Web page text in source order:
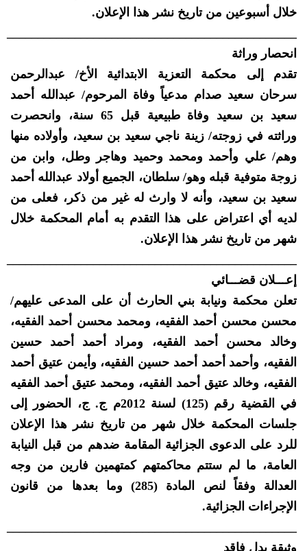
خلال أسبوعين من تاريخ نشر هذا الإعلان.
انحصار وراثة
تقدم إلى محكمة التعزية الابتدائية الأخ/ عبدالرحمن
سرحان سعيد صدام مدعياً وفاة المرحوم/ عبدالله أحمد
سعيد بن سعيد وفاة طبيعية قبل 65 سنة، وانحصرت
وراثته في زوجته/ زينة ناجي سعيد بن سعيد، وأولاده منها
وهم/ علي وأحمد ومحمد وحميد وهاجر وطل، وابن من
زوجة متوفية قبله وهو/ سلطان، الجميع أولاد عبدالله أحمد
سعيد بن سعيد، وأنه لا وارث له غير من ذكر، فعلى من
لديه أي اعتراض على هذا التقدم به أمام المحكمة خلال
شهر من تاريخ نشر هذا الإعلان.
إعـــلان قضـــائي
تعلن محكمة ونيابة بني الحارث أن على المدعى عليهم/
محسن محسن أحمد الفقيه، ومحمد محسن أحمد الفقيه،
وخالد محسن أحمد الفقيه، ومراد أحمد أحمد حسين
الفقيه، وأحمد أحمد أحمد حسين الفقيه، وأيمن عتيق أحمد
الفقيه، وخالد عتيق أحمد الفقيه، ومحمد عتيق أحمد الفقيه
في القضية رقم (125) لسنة 2012م ج. ج، الحضور إلى
جلسات المحكمة خلال شهر من تاريخ نشر هذا الإعلان
للرد على الدعوى الجزائية المقامة ضدهم من قبل النيابة
العامة، ما لم ستتم محاكمتهم كمتهمين فارين من وجه
العدالة وفقاً لنص المادة (285) وما بعدها من قانون
الإجراءات الجزائية.
وثيقة بدل فاقد